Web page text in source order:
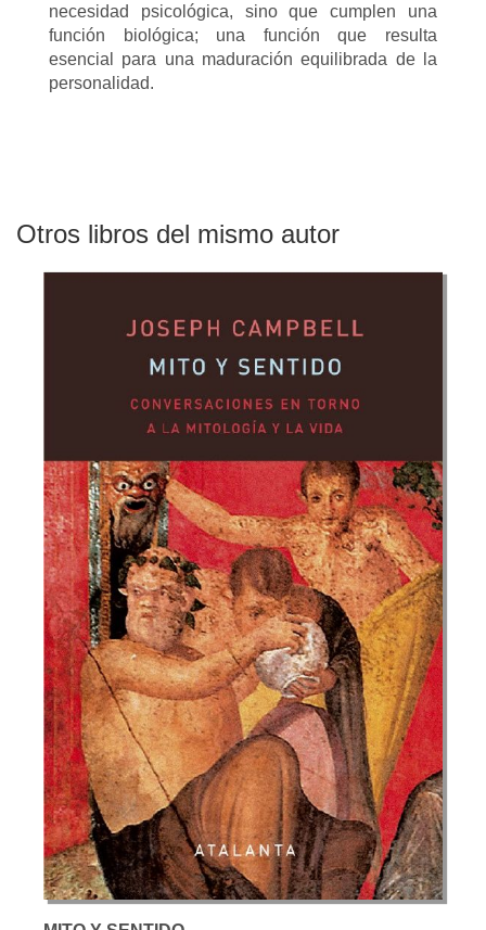
necesidad psicológica, sino que cumplen una
función biológica; una función que resulta
esencial para una maduración equilibrada de la
personalidad.
Otros libros del mismo autor